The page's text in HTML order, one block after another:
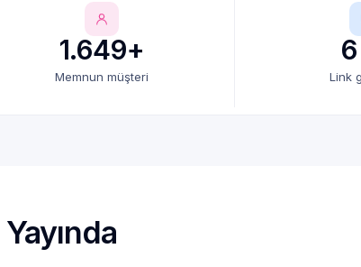
1.649+
Memnun müşteri Link